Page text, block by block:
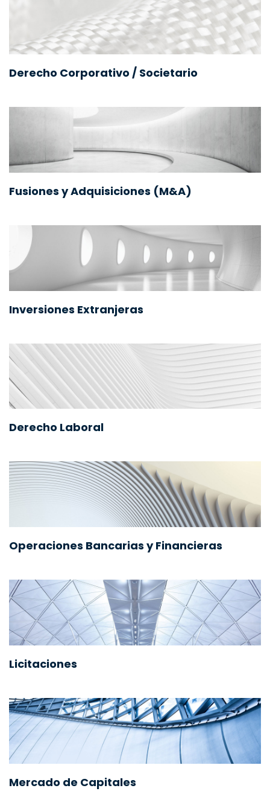
Derecho Corporativo / Societario
Fusiones y Adquisiciones (M&A)
Inversiones Extranjeras
Derecho Laboral
Operaciones Bancarias y Financieras
Licitaciones
Mercado de Capitales